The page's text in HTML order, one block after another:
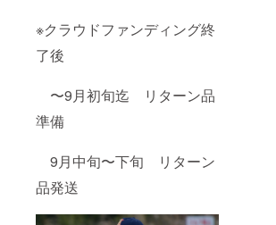
※クラウドファンディング終
了後
〜9月初旬迄 リターン品
準備
9月中旬〜下旬 リターン
品発送